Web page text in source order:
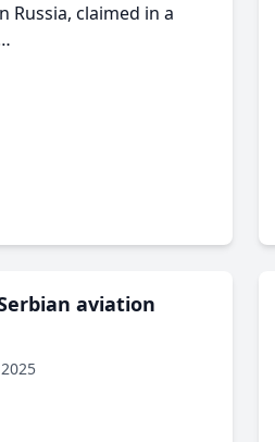
Russia, claimed in a
aviation